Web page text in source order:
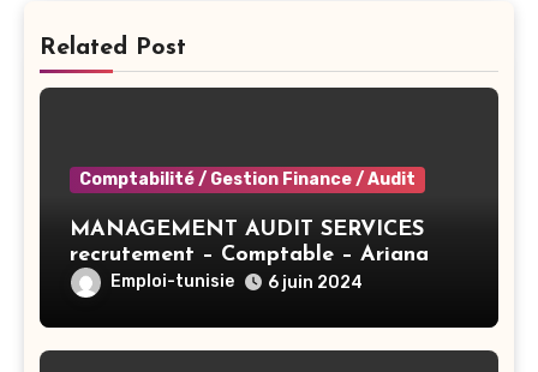
Related Post
Comptabilité / Gestion Finance / Audit
MANAGEMENT AUDIT SERVICES
recrutement – Comptable – Ariana
Emploi-tunisie 6 juin 2024